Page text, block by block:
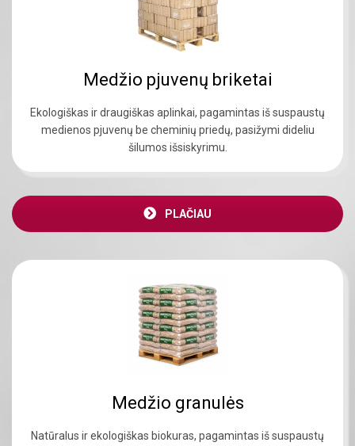
Medžio pjuvenų briketai
Ekologiškas ir draugiškas aplinkai, pagamintas iš suspaustų
medienos pjuvenų be cheminių priedų, pasižymi dideliu
šilumos išsiskyrimu.
PLAČIAU
Medžio granulės
Natūralus ir ekologiškas biokuras, pagamintas iš suspaustų